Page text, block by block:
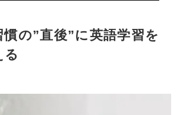
の”直後”に英語学習を
る